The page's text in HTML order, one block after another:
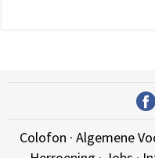
Colofon · Algemene